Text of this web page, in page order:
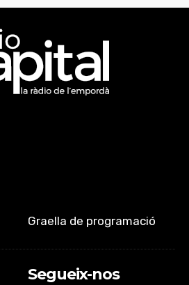
Graella de programació
Segueix-nos